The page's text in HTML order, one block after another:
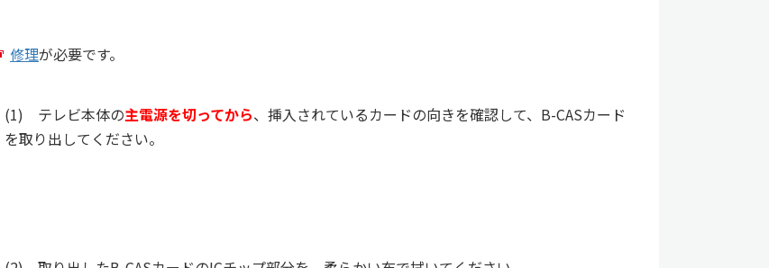
修理が必要です。
(1) テレビ本体の主電源を切ってから、挿入されているカードの向きを確認して、B-CASカード
を取り出してください。